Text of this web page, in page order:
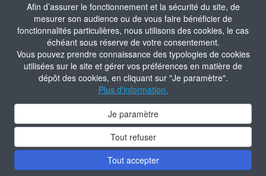
Afin d’assurer le fonctionnement et la sécurité du site, de
mesurer son audience ou de vous faire bénéficier de
fonctionnalités particulières, nous utilisons des cookies, le cas
échéant sous réserve de votre consentement.
Vous pouvez prendre connaissance des typologies de cookies
utilisées sur le site et gérer vos préférences en matière de
dépôt des cookies, en cliquant sur "Je paramètre".
Plus d'information.
Je paramètre
Tout refuser
Tout accepter